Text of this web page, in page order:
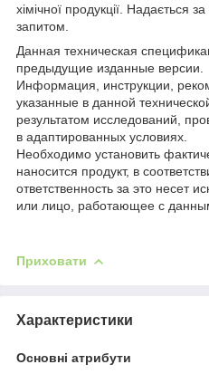
хімічної продукції. Надається за
запитом.
Данная техническая
предыдущие изданные версии.
Информация, инструкции,
указанные в данной
результатом исследований,
в адаптированных условиях.
Необходимо установить
наносится продукт, в
ответственность за это несет
или лицо, работающее с
Приховати
Характеристики
Основні атрибути